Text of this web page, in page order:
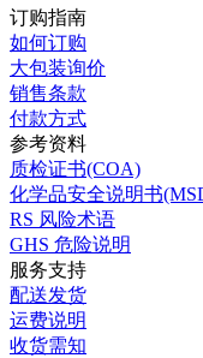
订购指南
如何订购
大包装询价
销售条款
付款方式
参考资料
质检证书(COA)
化学品安全说明书
RS 风险术语
GHS 危险说明
服务支持
配送发货
运费说明
收货需知